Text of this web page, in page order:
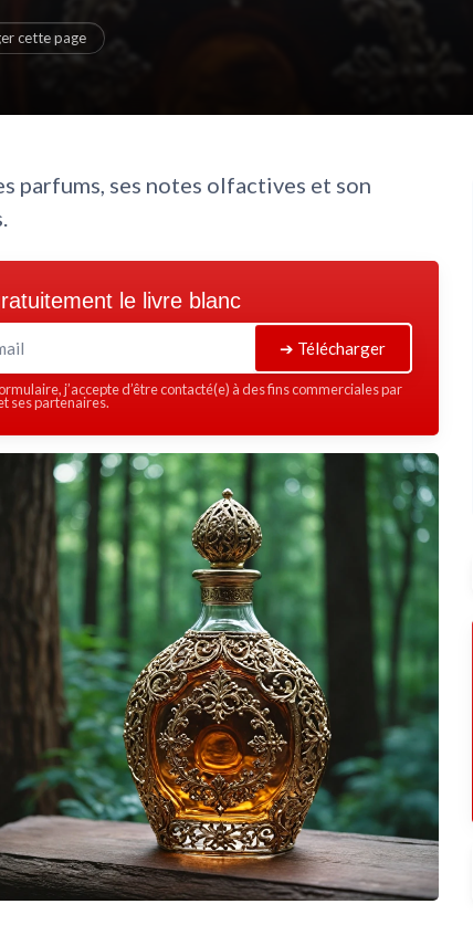
cette page
parfums, ses notes olfactives et son
le livre blanc
➔ Télécharger
j’accepte d’être contacté(e) à des fins commerciales par
ses partenaires.